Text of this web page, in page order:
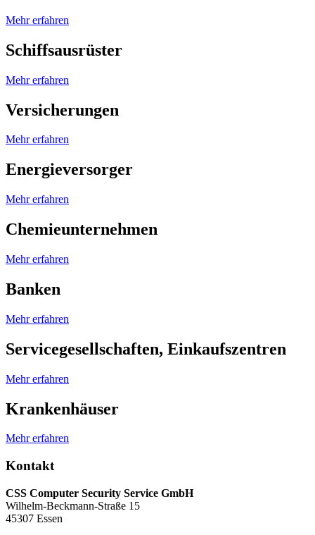
Mehr erfahren
Schiffsausrüster
Mehr erfahren
Versicherungen
Mehr erfahren
Energieversorger
Mehr erfahren
Chemieunternehmen
Mehr erfahren
Banken
Mehr erfahren
Servicegesellschaften, Einkaufszentren
Mehr erfahren
Krankenhäuser
Mehr erfahren
Kontakt
CSS Computer Security Service GmbH
Wilhelm-Beckmann-Straße 15
45307 Essen